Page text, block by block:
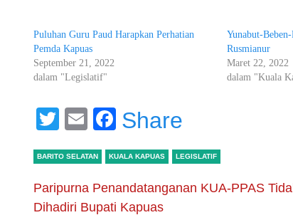
Puluhan Guru Paud Harapkan Perhatian
Pemda Kapuas
September 21, 2022
dalam "Legislatif"
Yunabut-
Rusmianur
Maret 22, 2022
dalam "Kuala
Twitter
EmailFacebook
Share
BARITO SELATAN KUALA KAPUAS LEGISLATIF
Paripurna Penandatanganan KUA-PPAS
Dihadiri Bupati Kapuas